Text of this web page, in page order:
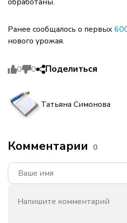
Ранее сообщалось о первых
нового урожая.
0 0 Поделиться
Татьяна Симонова
Комментарии 0